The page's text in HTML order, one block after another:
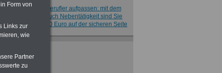
Nebenberufler aufpassen: mit dem
OnlineBuch Nebentätigkeit sind Sie
für nur 7,50 Euro auf der sicheren Seite
Form von
Links zur
wie
Partner
zu